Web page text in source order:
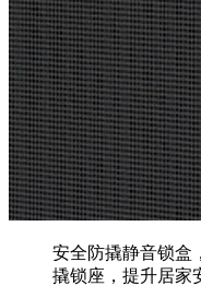
安全防撬静音锁盒
撬锁座，提升居家